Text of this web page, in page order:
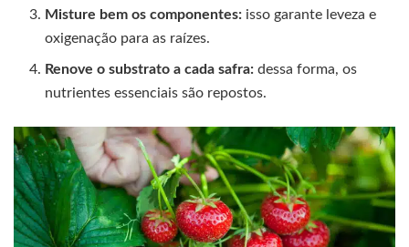
Misture bem os componentes: isso garante leveza e
oxigenação para as raízes.
Renove o substrato a cada safra: dessa forma, os
nutrientes essenciais são repostos.